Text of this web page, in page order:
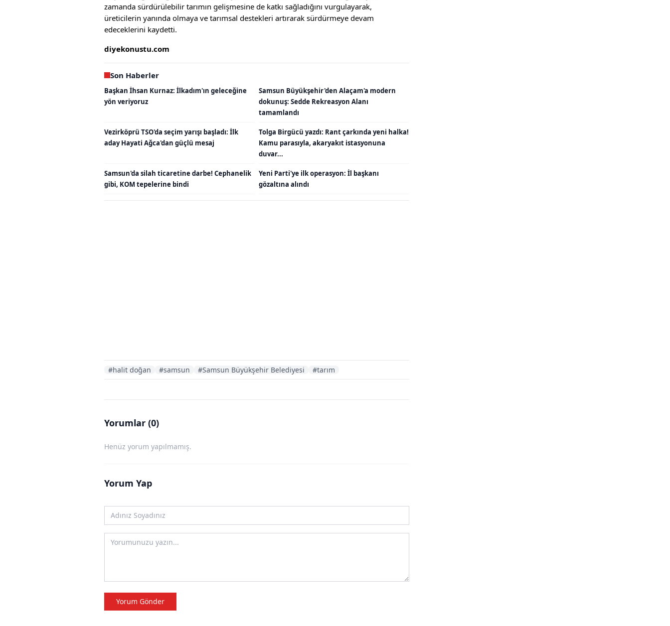
zamanda sürdürülebilir tarımın gelişmesine de katkı sağladığını vurgulayarak,
üreticilerin yanında olmaya ve tarımsal destekleri artırarak sürdürmeye devam
edeceklerini kaydetti.
diyekonustu.com
Son Haberler
Başkan İhsan Kurnaz: İlkadım'ın geleceğine
yön veriyoruz
Samsun Büyükşehir'den Alaçam'a modern
dokunuş: Sedde Rekreasyon Alanı
tamamlandı
Vezirköprü TSO'da seçim yarışı başladı: İlk
aday Hayati Ağca'dan güçlü mesaj
Tolga Birgücü yazdı: Rant çarkında yeni halka!
Kamu parasıyla, akaryakıt istasyonuna
duvar...
Samsun'da silah ticaretine darbe! Cephanelik
gibi, KOM tepelerine bindi
Yeni Parti'ye ilk operasyon: İl başkanı
gözaltına alındı
#halit doğan #samsun #Samsun Büyükşehir Belediyesi #tarım
Yorumlar (0)
Henüz yorum yapılmamış.
Yorum Yap
Yorum Gönder